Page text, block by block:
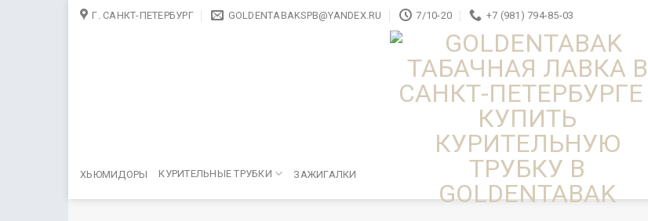
Skip Г. САНКТ-ПЕТЕРБУРГ GOLDENTABAKSPB@YANDEX.RU 7/10-20 +7 (981) 794-85-03
ХЬЮМИДОРЫ КУРИТЕЛЬНЫЕ ТРУБКИ ЗАЖИГАЛКИ